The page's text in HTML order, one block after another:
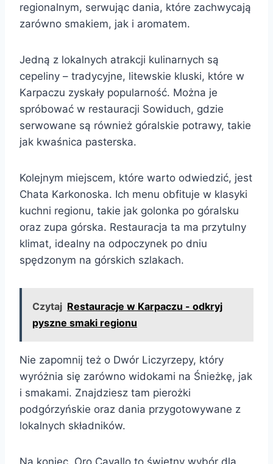
regionalnym, serwując dania, które zachwycają
zarówno smakiem, jak i aromatem.
Jedną z lokalnych atrakcji kulinarnych są
cepeliny – tradycyjne, litewskie kluski, które w
Karpaczu zyskały popularność. Można je
spróbować w restauracji Sowiduch, gdzie
serwowane są również góralskie potrawy, takie
jak kwaśnica pasterska.
Kolejnym miejscem, które warto odwiedzić, jest
Chata Karkonoska. Ich menu obfituje w klasyki
kuchni regionu, takie jak golonka po góralsku
oraz zupa górska. Restauracja ta ma przytulny
klimat, idealny na odpoczynek po dniu
spędzonym na górskich szlakach.
Czytaj Restauracje w Karpaczu - odkryj
pyszne smaki regionu
Nie zapomnij też o Dwór Liczyrzepy, który
wyróżnia się zarówno widokami na Śnieżkę, jak
i smakami. Znajdziesz tam pierożki
podgórzyńskie oraz dania przygotowywane z
lokalnych składników.
Na koniec, Oro Cavallo to świetny wybór dla